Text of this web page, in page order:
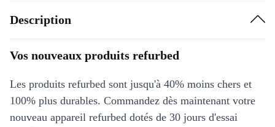
Description
Vos nouveaux produits refurbed
Les produits refurbed sont jusqu'à 40% moins chers et
100% plus durables. Commandez dès maintenant votre
nouveau appareil refurbed dotés de 30 jours d'essai